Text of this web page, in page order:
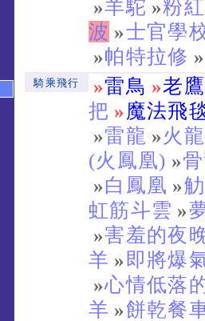
»羊駝 »粉
波 »士官學
»帕特拉修 »
騎乘飛行 »雷鳥 »老鷹
把 »魔法飛
»雷龍 »火龍
(火鳳凰) »
»白鳳凰 »
虹筋斗雲 »
»害羞的夜
羊 » 即將爆
»心情低落
羊 »餅乾餐